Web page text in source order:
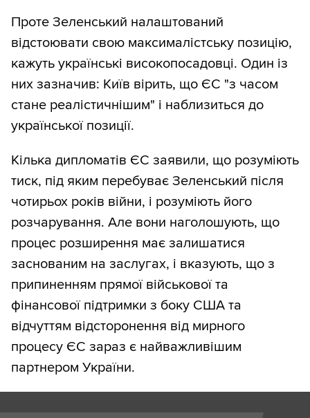
Проте Зеленський налаштований
відстоювати свою максималістську позицію,
кажуть українські високопосадовці. Один із
них зазначив: Київ вірить, що ЄС "з часом
стане реалістичнішим" і наблизиться до
української позиції.
Кілька дипломатів ЄС заявили, що розуміють
тиск, під яким перебуває Зеленський після
чотирьох років війни, і розуміють його
розчарування. Але вони наголошують, що
процес розширення має залишатися
заснованим на заслугах, і вказують, що з
припиненням прямої військової та
фінансової підтримки з боку США та
відчуттям відсторонення від мирного
процесу ЄС зараз є найважливішим
партнером України.